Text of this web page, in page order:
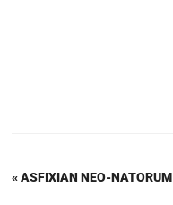
« ASFIXIAN NEO-NATORUM